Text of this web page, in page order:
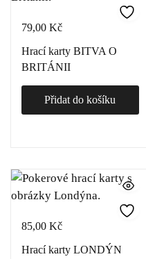
79,00 Kč
Hrací karty BITVA O
BRITÁNII
Přidat do košíku
85,00 Kč
Hrací karty LONDÝN